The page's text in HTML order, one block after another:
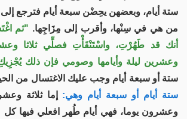
ستة أيام، وبعضهن يحِضْن سبعة أيام فترجع إلى
من هي في سِنْها، وأقرب إلى مِزَاجِها. "ثم
أنك قد طَهُرْتِ، واسْتَنْقَأْتِ فصلِّي ثلاثا
وعشرين ليلة وأيامها وصومي فإن ذلك
ستة أو سبعة أيام وجب عليك الاغتسال من
ستة أيام أو سبعة أيام وهي: إما ثلاثة
وعشرون يوما، فهي أيام طُهر افعلي فيها كل